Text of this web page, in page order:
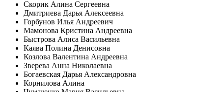
Скорик Алина Сергеевна
Дмитриева Дарья Алексеевна
Горбунов Илья Андреевич
Мамонова Кристина Андреевна
Быстрова Алиса Васильевна
Каява Полина Денисовна
Козлова Валентина Андреевна
Зверева Анна Николаевна
Богаевская Дарья Александровна
Корнилова Алина